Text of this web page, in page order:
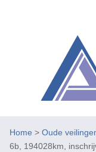
Home > Oude
6b, 194028km,